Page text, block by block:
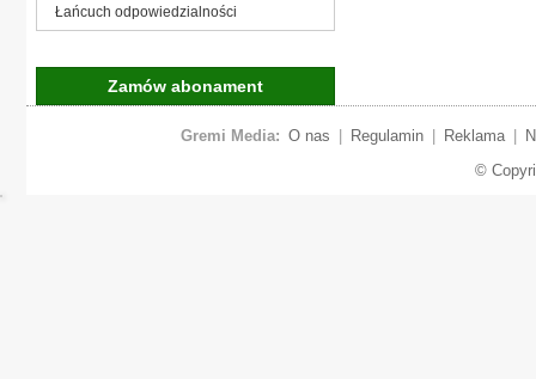
Łańcuch odpowiedzialności
Zamów abonament
Gremi Media: O nas Regulamin Reklama
©